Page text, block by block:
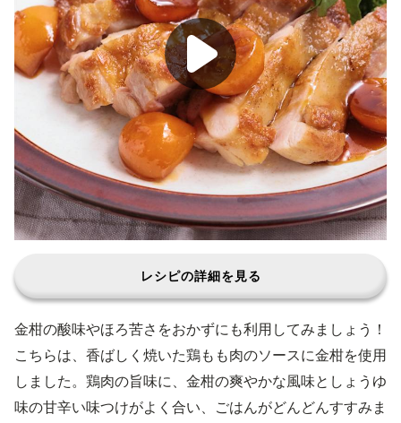
レシピの詳細を見る
金柑の酸味やほろ苦さをおかずにも利用してみましょう！
こちらは、香ばしく焼いた鶏もも肉のソースに金柑を使用
しました。鶏肉の旨味に、金柑の爽やかな風味としょうゆ
味の甘辛い味つけがよく合い、ごはんがどんどんすすみま